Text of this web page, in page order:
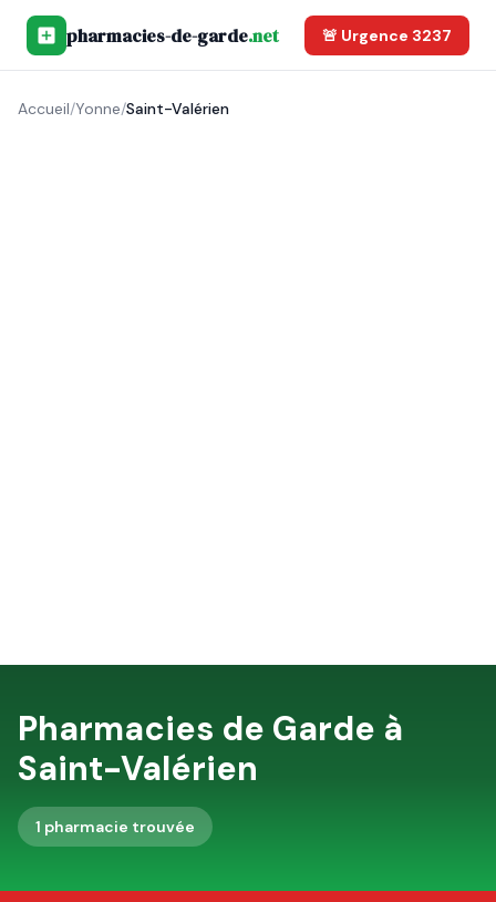
pharmacies-de-garde.net 🚨 Urgence 3237
Accueil/Yonne/Saint-Valérien
Pharmacies de Garde à
Saint-Valérien
1 pharmacie trouvée